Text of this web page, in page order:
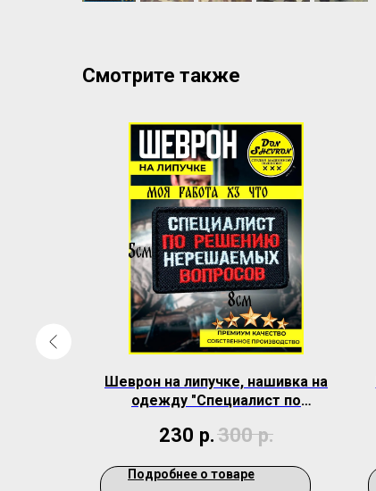
Смотрите также
Шеврон на липучке, нашивка на
одежду "Специалист по
вопросов"
230 р.300 р.
Подробнее о товаре